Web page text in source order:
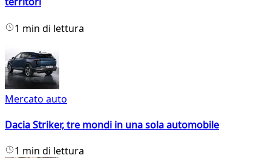
1 min di lettura
Mercato auto
Dacia Striker, tre mondi in una sola automobile
1 min di lettura